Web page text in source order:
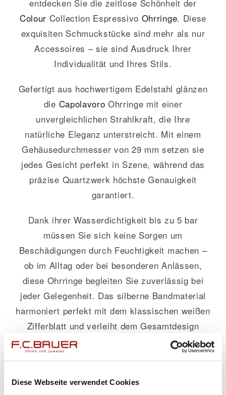
Diese Webseite verwendet Cookies
entdecken Sie die zeitlose Schönheit der
Colour Collection Espressivo Ohrringe. Diese
exquisiten Schmuckstücke sind mehr als nur
Accessoires – sie sind Ausdruck Ihrer
Individualität und Ihres Stils.
Gefertigt aus hochwertigem Edelstahl glänzen
die Capolavoro Ohrringe mit einer
unvergleichlichen Strahlkraft, die Ihre
natürliche Eleganz unterstreicht. Mit einem
Gehäusedurchmesser von 29 mm setzen sie
jedes Gesicht perfekt in Szene, während das
präzise Quartzwerk höchste Genauigkeit
garantiert.
Dank ihrer Wasserdichtigkeit bis zu 5 bar
müssen Sie sich keine Sorgen um
Beschädigungen durch Feuchtigkeit machen –
ob im Alltag oder bei besonderen Anlässen,
diese Ohrringe begleiten Sie zuverlässig bei
jeder Gelegenheit. Das silberne Bandmaterial
harmoniert perfekt mit dem klassischen weißen
Zifferblatt und verleiht dem Gesamtdesign
einen Hauch von Raffinesse.
die Wert auf Stilbewusstsein legen, aber auch